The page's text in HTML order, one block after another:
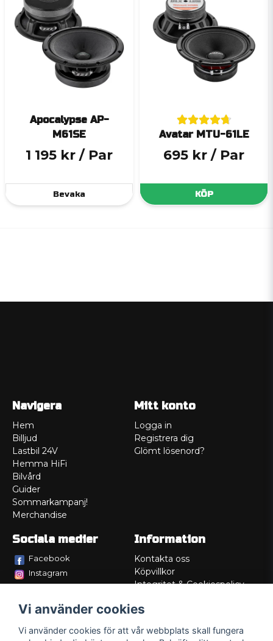
Apocalypse AP-
M61SE
1 195 kr / Par
Bevaka
Avatar MTU-61LE
695 kr / Par
KÖP
Navigera
Hem
Billjud
Lastbil 24V
Hemma HiFi
Bilvård
Guider
Sommarkampanj!
Merchandise
Mitt konto
Logga in
Registrera dig
Glömt lösenord?
Sociala medier
Facebook
Instagram
Information
Kontakta oss
Köpvillkor
Integritet & Cookiespolicy
Service/Garanti
Lådritning
Vi använder cookies
Vi använder cookies för att vår webbplats skall fungera